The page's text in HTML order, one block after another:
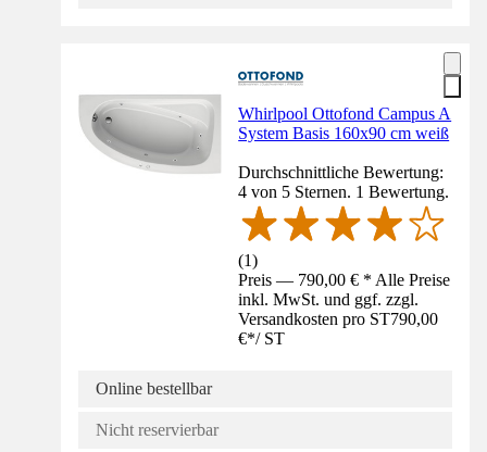
Whirlpool Ottofond Campus A
System Basis 160x90 cm weiß
Durchschnittliche Bewertung:
4 von 5 Sternen. 1 Bewertung.
(1)
Preis — 790,00 € * Alle Preise
inkl. MwSt. und ggf. zzgl.
Versandkosten pro ST790,00
€*/ ST
Online bestellbar
Nicht reservierbar